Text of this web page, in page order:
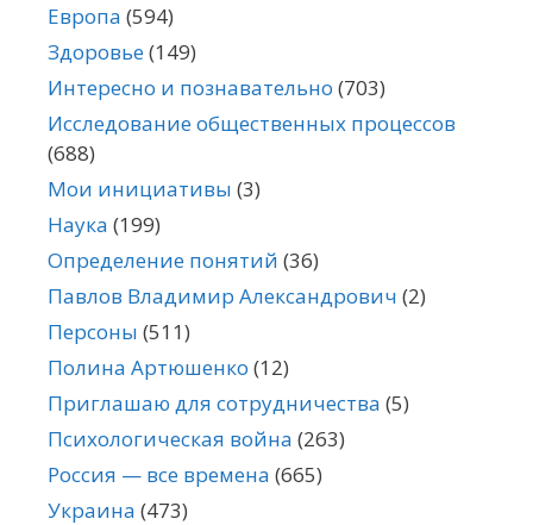
Европа (594)
Здоровье(149)
Интересно и познавательно (703)
Исследование общественных процессов
(688)
Мои инициативы (3)
Наука (199)
Определение понятий (36)
Павлов Владимир Александрович (2)
Персоны (511)
Полина Артюшенко (12)
Приглашаю для сотрудничества (5)
Психологическая война (263)
Россия — все времена (665)
Украина (473)